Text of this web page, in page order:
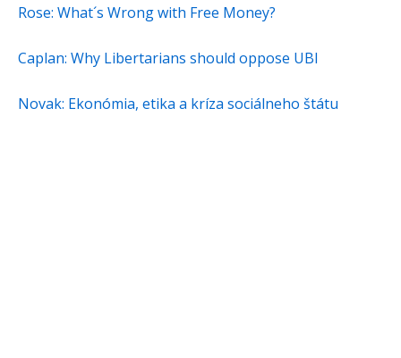
Rose: What´s Wrong with Free Money?
Caplan: Why Libertarians should oppose UBI
Novak: Ekonómia, etika a kríza sociálneho štátu